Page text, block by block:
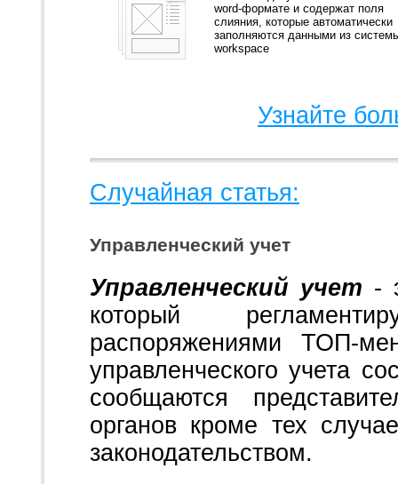
word-формате и содержат поля
слияния, которые автоматически
заполняются данными из
workspace
Узнайте
Случайная статья:
Управленческий учет
Управленческий учет -
который
распоряжениями ТОП-
управленческого учета
сообщаются
органов кроме тех
законодательством.